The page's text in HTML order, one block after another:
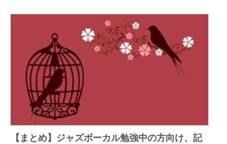
【まとめ】ジャズボーカル勉強中の方向け、記